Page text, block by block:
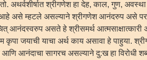
अथर्वशीर्षात श्रीगणेश हा देह, काल, गुण,
असे म्हटले असल्याने श्रीगणेश आनंदरुप असे
आनंदस्वरुप असते हे श्रीसमर्थ आत्मसाक्षात्कारी
कृपा जयाची याचा अर्थ काय असावा हे पाहुया.
आनंदाचा सागरच असल्याने दु:ख हा विरोधी